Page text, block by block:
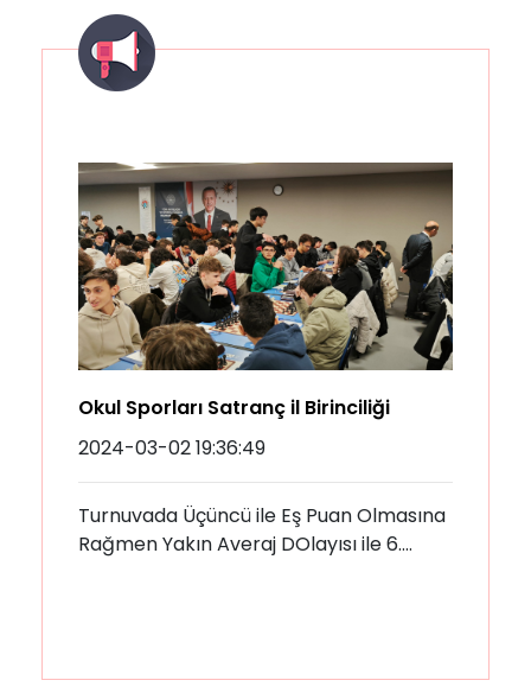
Okul Sporları Satranç il Birinciliği
2024-03-02 19:36:49
Turnuvada Üçüncü ile Eş Puan Olmasına
Rağmen Yakın Averaj DOlayısı ile 6.